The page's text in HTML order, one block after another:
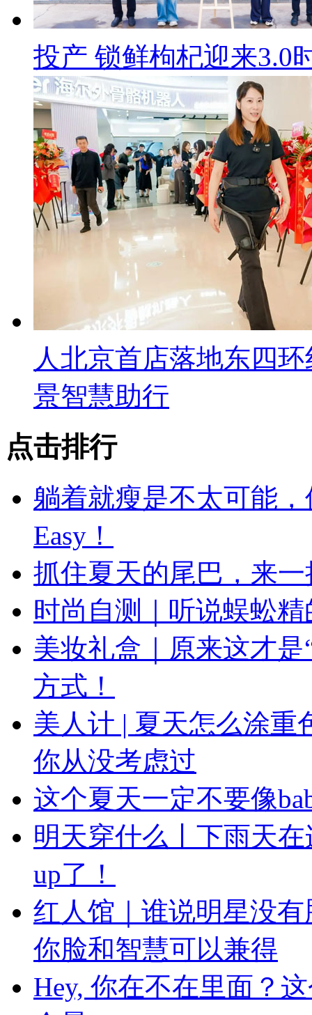
投产 锁鲜枸杞迎来3.0
人北京首店落地东四
景智慧助行
点击排行
躺着就瘦是不太可能
Easy！
抓住夏天的尾巴，来
时尚自测｜听说蜈蚣
美妆礼盒｜原来这才
方式！
美人计 | 夏天怎么涂重
你从没考虑过
这个夏天一定不要像
明天穿什么丨下雨天
up了！
红人馆｜谁说明星没
你脸和智慧可以兼得
Hey, 你在不在里面？